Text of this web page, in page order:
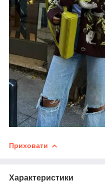
Приховати
Характеристики